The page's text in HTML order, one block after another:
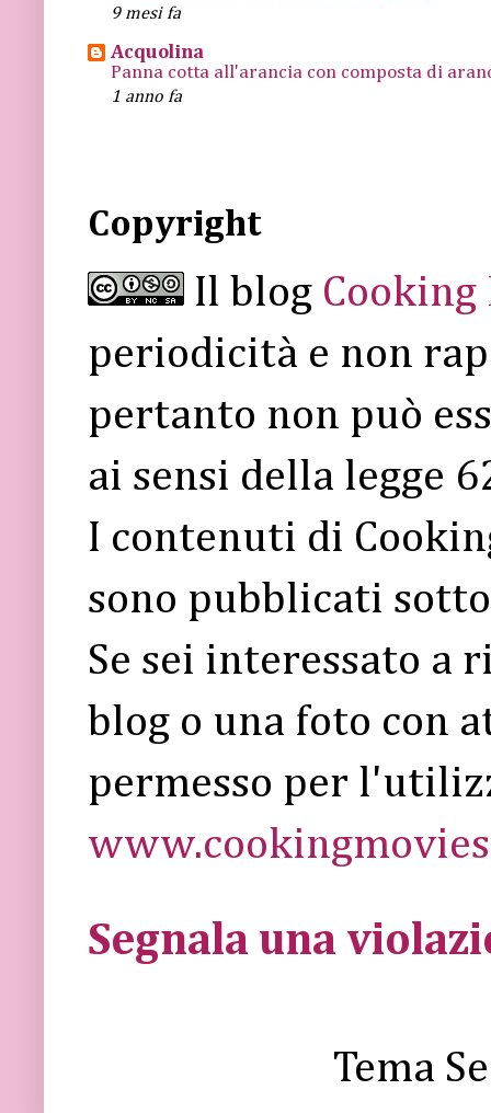
9 mesi fa
Acquolina
Panna cotta all'arancia con composta di
1 anno fa
Copyright
Il blog Cooking
periodicità e non
pertanto non può
ai sensi della legge
I contenuti di
sono pubblicati
Se sei interessato a
blog o una foto con
permesso per
Segnala una
Tema